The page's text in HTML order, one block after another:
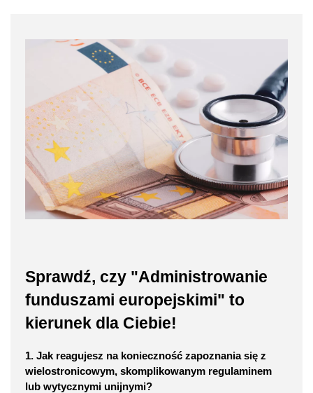
Sprawdź, czy "Administrowanie
funduszami europejskimi" to
kierunek dla Ciebie!
1. Jak reagujesz na konieczność zapoznania się z
wielostronicowym, skomplikowanym regulaminem
lub wytycznymi unijnymi?